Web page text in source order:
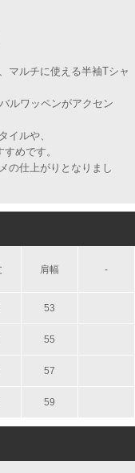
マルチに使える半袖Tシャ
ルワッペンがアクセン
イルや、
めです。
の仕上がりとなりまし
肩幅 -
53
55
57
59